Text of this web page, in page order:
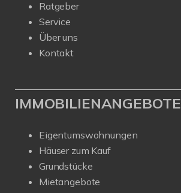
Ratgeber
Service
Über uns
Kontakt
IMMOBILIENANGEBOTE
Eigentumswohnungen
Häuser zum Kauf
Grundstücke
Mietangebote